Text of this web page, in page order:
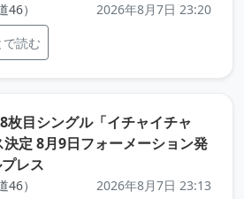
）
2026年8月7日 23:20
で読む
枚目シングル「イチャイチャ
定 8月9日フォーメーション発
レス
）
2026年8月7日 23:13